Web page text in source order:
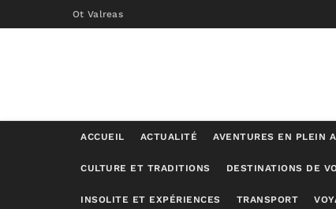
Ot Valreas
ACCUEIL ACTUALITÉ AVENTURES EN PLEIN
CULTURE ET TRADITIONS DESTINATIONS DE
INSOLITE ET EXPÉRIENCES TRANSPORT